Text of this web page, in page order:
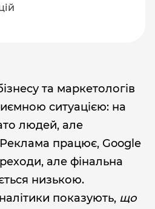
та маркетологів
ситуацією: на
людей, але
працює, Google
але фінальна
низькою.
показують, що